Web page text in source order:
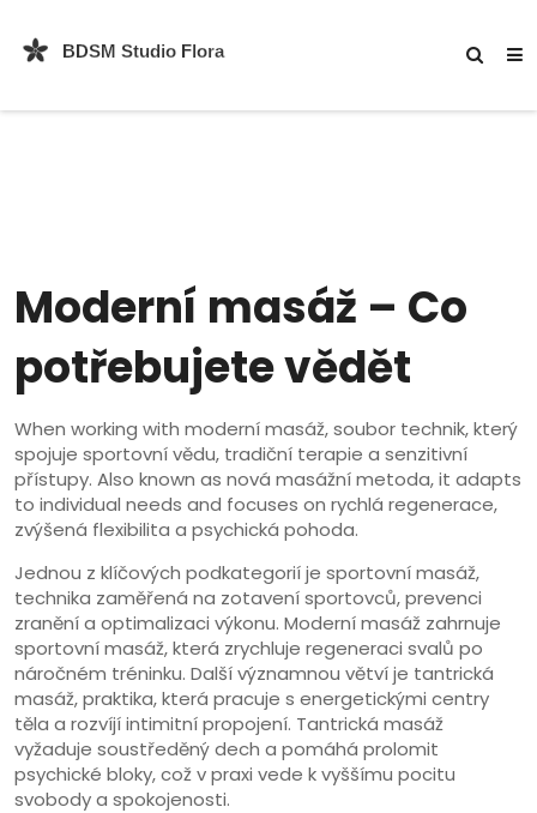
Moderní masáž – Co
potřebujete vědět
When working with moderní masáž,soubor technik, který
spojuje sportovní vědu, tradiční terapie a senzitivní
přístupy. Also known as nová masážní metoda, it adapts
to individual needs and focuses on rychlá regenerace,
zvýšená flexibilita a psychická pohoda.
Jednou z klíčových podkategorií je sportovní masáž,
technika zaměřená na zotavení sportovců, prevenci
zranění a optimalizaci výkonu. Moderní masáž zahrnuje
sportovní masáž, která zrychluje regeneraci svalů po
náročném tréninku. Další významnou větví je tantrická
masáž,praktika, která pracuje s energetickými centry
těla a rozvíjí intimitní propojení. Tantrická masáž
vyžaduje soustředěný dech a pomáhá prolomit
psychické bloky, což v praxi vede k vyššímu pocitu
svobody a spokojenosti.